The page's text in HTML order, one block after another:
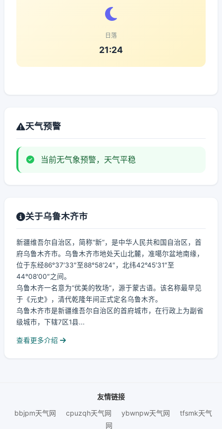
日落
21:24
天气预警
当前无气象预警，天气平稳
关于乌鲁木齐市
新疆维吾尔自治区，简称“新”，是中华人民共和国自治区，首
府乌鲁木齐市。乌鲁木齐市地处天山北麓，准噶尔盆地南缘，
位于东经86°37′33″至88°58′24″，北纬42°45′31″至
44°08′00″之间。
乌鲁木齐一名意为“优美的牧场”，源于蒙古语。该名称最早见
于《元史》，清代乾隆年间正式定名乌鲁木齐。
乌鲁木齐市是新疆维吾尔自治区的首府城市，在行政上为副省
级城市，下辖7区1县...
查看更多介绍
友情链接
bbjpm天气网
cpuzqh天气网 ybwnpw天气网
tfsmk天气
网